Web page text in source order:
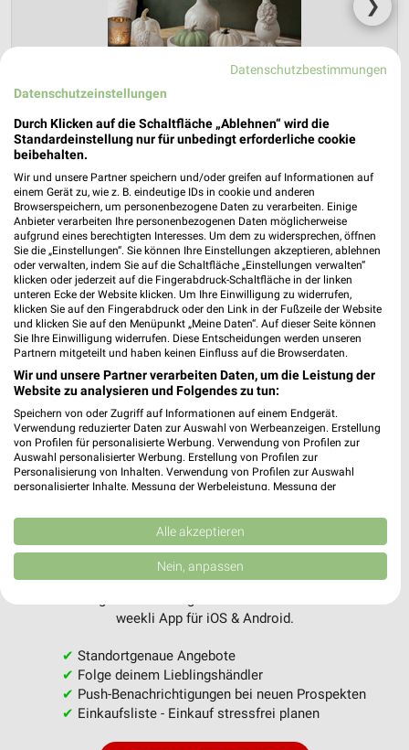
❯
NKD Prospekt für Duderstadt ab Mo. den
03.08.
Herbstliche Deko-Woche
Gültig von 03. Aug. bis 01. Sep.
📅 Kalendereintrag erstellen
MEHR PROSPEKTE
weekli - Prospekte & Angebote App
weekli App für iOS & Android.
✔ Standortgenaue Angebote
✔ Folge deinem Lieblingshändler
✔ Push-Benachrichtigungen bei neuen Prospekten
✔ Einkaufsliste - Einkauf stressfrei planen
Datenschutzbestimmungen
Datenschutzeinstellungen
Durch Klicken auf die Schaltfläche „Ablehnen“ wird die
Standardeinstellung nur für unbedingt erforderliche cookie
beibehalten.
Wir und unsere Partner speichern und/oder greifen auf Informationen auf
einem Gerät zu, wie z. B. eindeutige IDs in cookie und anderen
Browserspeichern, um personenbezogene Daten zu verarbeiten. Einige
Anbieter verarbeiten Ihre personenbezogenen Daten möglicherweise
aufgrund eines berechtigten Interesses. Um dem zu widersprechen, öffnen
Sie die „Einstellungen“. Sie können Ihre Einstellungen akzeptieren, ablehnen
oder verwalten, indem Sie auf die Schaltfläche „Einstellungen verwalten“
klicken oder jederzeit auf die Fingerabdruck-Schaltfläche in der linken
unteren Ecke der Website klicken. Um Ihre Einwilligung zu widerrufen,
klicken Sie auf den Fingerabdruck oder den Link in der Fußzeile der Website
und klicken Sie auf den Menüpunkt „Meine Daten“. Auf dieser Seite können
Sie Ihre Einwilligung widerrufen. Diese Entscheidungen werden unseren
Partnern mitgeteilt und haben keinen Einfluss auf die Browserdaten.
Wir und unsere Partner verarbeiten Daten, um die Leistung der
Website zu analysieren und Folgendes zu tun:
Speichern von oder Zugriff auf Informationen auf einem Endgerät.
Verwendung reduzierter Daten zur Auswahl von Werbeanzeigen. Erstellung
von Profilen für personalisierte Werbung. Verwendung von Profilen zur
Auswahl personalisierter Werbung. Erstellung von Profilen zur
Personalisierung von Inhalten. Verwendung von Profilen zur Auswahl
personalisierter Inhalte. Messung der Werbeleistung. Messung der
Kombinationen von Daten aus verschiedenen Quellen. Entwicklung und
Verbesserung der Angebote. Verwendung reduzierter Daten zur Auswahl
von Inhalten.
Daten können außerhalb der Europäischen Union weitergegeben und in die
Website/App.
Wir nutzen Ihre Daten für folgende Zwecke:
IAB-Verarbeitungszwecke:
Speichern von oder Zugriff auf Informationen
auf einem Endgerät
Alle akzeptieren
Nein, anpassen